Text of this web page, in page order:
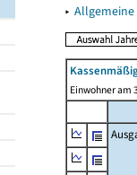
▸
Einwohner am